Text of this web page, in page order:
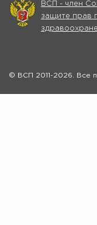
ВСП - член
защите прав
© ВСП 2011-2026. Все